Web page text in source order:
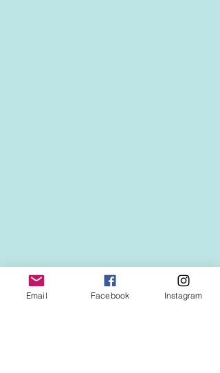
Email Facebook Instagram